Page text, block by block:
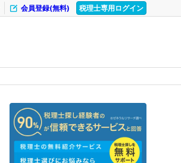
税理士専用ログイン
会員登録(無料)